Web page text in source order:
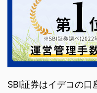
SBI証券はイデコの口